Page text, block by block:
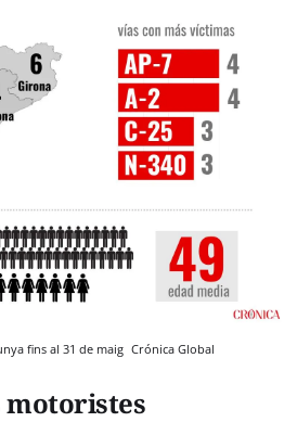
fins al 31 de maig Crónica Global
motoristes